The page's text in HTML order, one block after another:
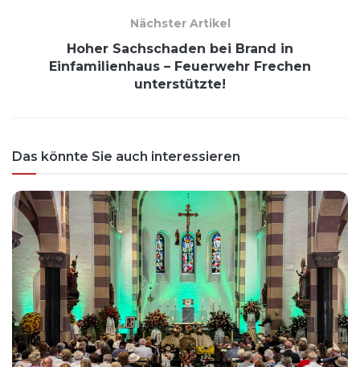
Nächster Artikel
Hoher Sachschaden bei Brand in
Einfamilienhaus – Feuerwehr Frechen
unterstützte!
Das könnte Sie auch interessieren